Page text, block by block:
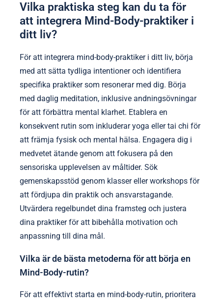
Vilka praktiska steg kan du ta för
att integrera Mind-Body-praktiker i
ditt liv?
För att integrera mind-body-praktiker i ditt liv, börja
med att sätta tydliga intentioner och identifiera
specifika praktiker som resonerar med dig. Börja
med daglig meditation, inklusive andningsövningar
för att förbättra mental klarhet. Etablera en
konsekvent rutin som inkluderar yoga eller tai chi för
att främja fysisk och mental hälsa. Engagera dig i
medvetet ätande genom att fokusera på den
sensoriska upplevelsen av måltider. Sök
gemenskapsstöd genom klasser eller workshops för
att fördjupa din praktik och ansvarstagande.
Utvärdera regelbundet dina framsteg och justera
dina praktiker för att bibehålla motivation och
anpassning till dina mål.
Vilka är de bästa metoderna för att börja en
Mind-Body-rutin?
För att effektivt starta en mind-body-rutin, prioritera